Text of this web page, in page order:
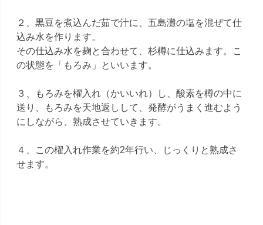
２、黒豆を煮込んだ茹で汁に、五島灘の塩を混ぜて仕
込み水を作ります。
その仕込み水を麹と合わせて、杉樽に仕込みます。こ
の状態を「もろみ」といいます。
３、もろみを櫂入れ（かいいれ）し、酸素を樽の中に
送り、もろみを天地返しして、発酵がうまく進むよう
にしながら、熟成させていきます。
４、この櫂入れ作業を約2年行い、じっくりと熟成さ
せます。